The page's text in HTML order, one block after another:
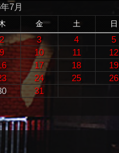
7月
金 土 日
2 3 4
5
9 10 11
12
17 18
19
24 25
26
31